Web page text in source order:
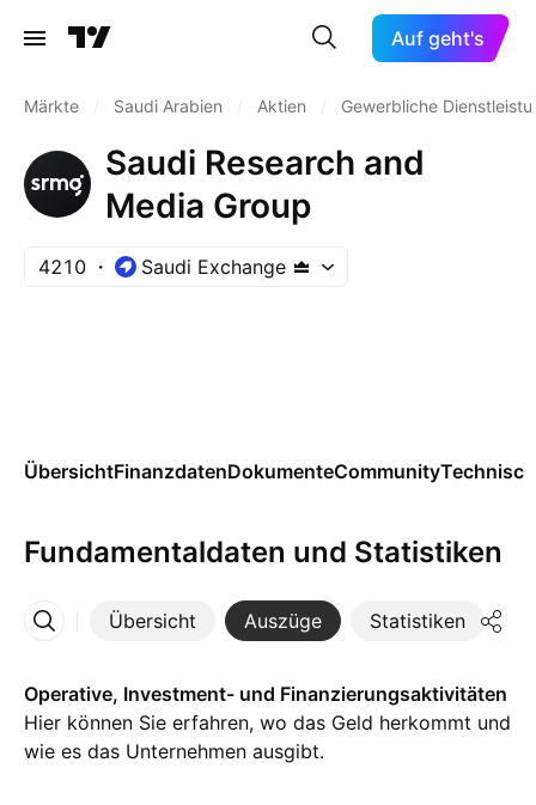
Auf geht's
Märkte Saudi Arabien Aktien Gewerbliche
Saudi Research and
Media Group
4210 Saudi Exchange
ÜbersichtFinanzdatenDokumenteCommunity
Fundamentaldaten und Statistiken
Übersicht Auszüge Statistiken
Mehr
Operative, Investment- und Finanzierungsaktivitäten
Hier können Sie erfahren, wo das Geld herkommt und
wie es das Unternehmen ausgibt.